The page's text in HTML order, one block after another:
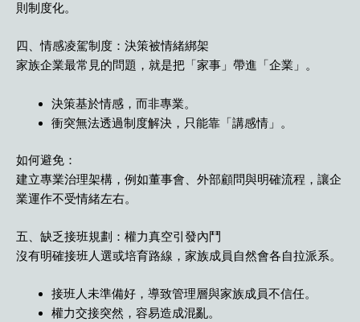
則制度化。
四、情感凌駕制度：決策被情緒綁架
家族企業最常見的問題，就是把「家事」帶進「企業」。
決策基於情感，而非專業。
衝突無法透過制度解決，只能靠「講感情」。
如何避免：
建立專業治理架構，例如董事會、外部顧問與明確流程，讓企
業運作不受情緒左右。
五、缺乏接班規劃：權力真空引發內鬥
沒有明確接班人選或培育路線，家族成員自然會各自拉派系。
接班人未準備好，導致管理層與家族成員不信任。
權力交接突然，容易造成混亂。